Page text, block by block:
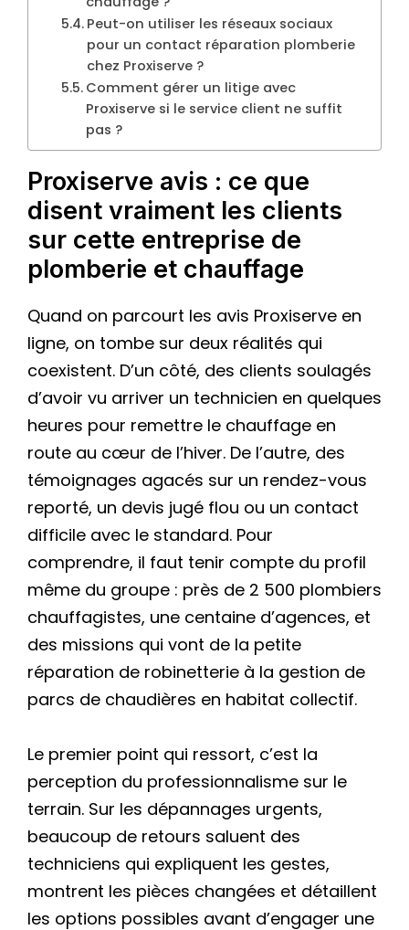
Peut-on utiliser les réseaux sociaux
pour un contact réparation plomberie
chez Proxiserve ?
Comment gérer un litige avec
Proxiserve si le service client ne suffit
pas ?
Proxiserve avis : ce que
disent vraiment les clients
sur cette entreprise de
plomberie et chauffage
Quand on parcourt les avis Proxiserve en
ligne, on tombe sur deux réalités qui
coexistent. D’un côté, des clients soulagés
d’avoir vu arriver un technicien en quelques
heures pour remettre le chauffage en
route au cœur de l’hiver. De l’autre, des
témoignages agacés sur un rendez-vous
reporté, un devis jugé flou ou un contact
difficile avec le standard. Pour
comprendre, il faut tenir compte du profil
même du groupe : près de 2 500 plombiers
chauffagistes, une centaine d’agences, et
des missions qui vont de la petite
réparation de robinetterie à la gestion de
parcs de chaudières en habitat collectif.
Le premier point qui ressort, c’est la
perception du professionnalisme sur le
terrain. Sur les dépannages urgents,
beaucoup de retours saluent des
techniciens qui expliquent les gestes,
montrent les pièces changées et détaillent
les options possibles avant d’engager une